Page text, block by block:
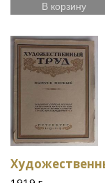
В корзину